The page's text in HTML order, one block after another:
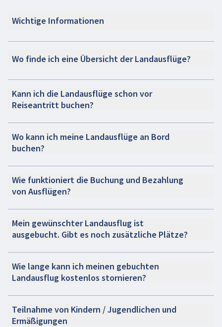
Wichtige Informationen
Wo finde ich eine Übersicht der Landausflüge?
Kann ich die Landausflüge schon vor
Reiseantritt buchen?
Wo kann ich meine Landausflüge an Bord
buchen?
Wie funktioniert die Buchung und Bezahlung
von Ausflügen?
Mein gewünschter Landausflug ist
ausgebucht. Gibt es noch zusätzliche Plätze?
Wie lange kann ich meinen gebuchten
Landausflug kostenlos stornieren?
Teilnahme von Kindern / Jugendlichen und
Ermäßigungen